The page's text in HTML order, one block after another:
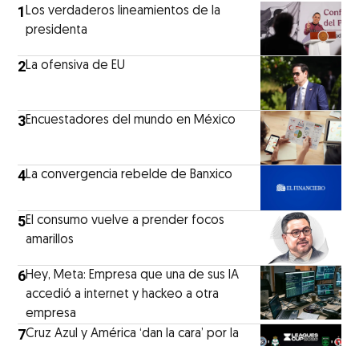
1Los verdaderos lineamientos de la
presidenta
2La ofensiva de EU
3Encuestadores del mundo en México
4La convergencia rebelde de Banxico
5El consumo vuelve a prender focos
amarillos
6Hey, Meta: Empresa que una de sus IA
accedió a internet y hackeo a otra
empresa
7Cruz Azul y América ‘dan la cara’ por la